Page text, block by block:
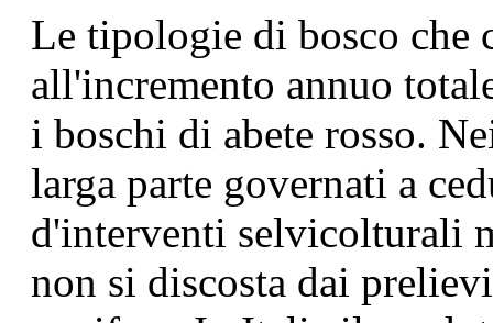
Le tipologie di bosco che
all'incremento annuo
i boschi di abete rosso.
larga parte governati a
d'interventi selvicolturali
non si discosta dai